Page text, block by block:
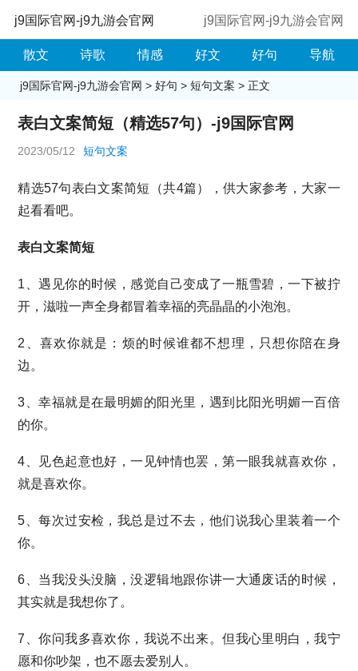
j9国际官网-j9九游会官网 j9国际官网-j9九游会官网
散文 诗歌 情感 好文 好句 导航
j9国际官网-j9九游会官网 > 好句 > 短句文案 > 正文
表白文案简短（精选57句）-j9国际官网
2023/05/12 短句文案
精选57句表白文案简短（共4篇），供大家参考，大家一
起看看吧。
表白文案简短
1、遇见你的时候，感觉自己变成了一瓶雪碧，一下被拧
开，滋啦一声全身都冒着幸福的亮晶晶的小泡泡。
2、喜欢你就是：烦的时候谁都不想理，只想你陪在身
边。
3、幸福就是在最明媚的阳光里，遇到比阳光明媚一百倍
的你。
4、见色起意也好，一见钟情也罢，第一眼我就喜欢你，
就是喜欢你。
5、每次过安检，我总是过不去，他们说我心里装着一个
你。
6、当我没头没脑，没逻辑地跟你讲一大通废话的时候，
其实就是我想你了。
7、你问我多喜欢你，我说不出来。但我心里明白，我宁
愿和你吵架，也不愿去爱别人。